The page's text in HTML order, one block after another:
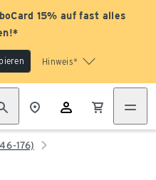
15% auf fast alles
Hinweis*
176)